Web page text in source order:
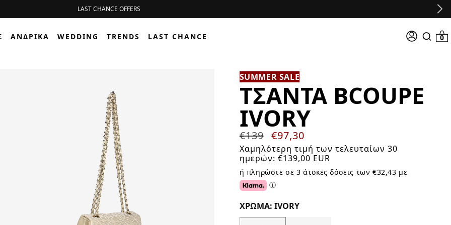
LAST CHANCE OFFERS
ΑΝΔΡΙΚΆ WEDDING TRENDS LAST CHANCE Σύνδεση
Search
0
0
SUMMER SALE
ΤΣΆΝΤΑ BCOUPE
IVORY
Κανονική
τιμή
€139
Τιμή
προσφοράς
€97,30
Χαμηλότερη τιμή των τελευταίων 30
ημερών: €139,00 EUR
ή πληρώστε σε 3 άτοκες δόσεις των €32,43 με
ⓘ
ΧΡΏΜΑ: IVORY